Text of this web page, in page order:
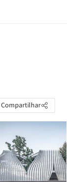
Compartilhar